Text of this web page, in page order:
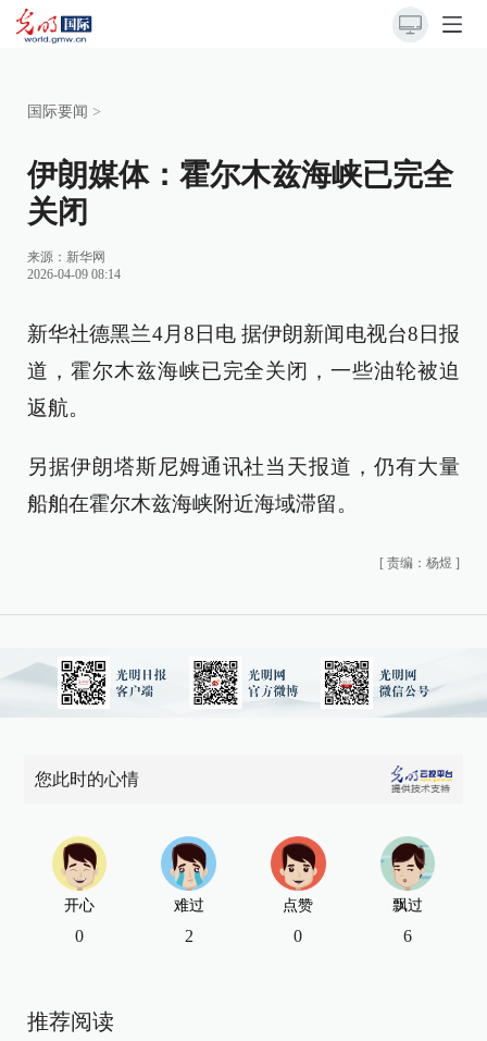
国际要闻 >
伊朗媒体：霍尔木兹海峡已完全
关闭
来源： 新华网
2026-04-09 08:14
新华社德黑兰4月8日电 据伊朗新闻电视台8日报
道，霍尔木兹海峡已完全关闭，一些油轮被迫
返航。
另据伊朗塔斯尼姆通讯社当天报道，仍有大量
船舶在霍尔木兹海峡附近海域滞留。
[ 责编：杨煜 ]
您此时的心情
开心
0
难过
2
点赞
0
飘过
6
推荐阅读